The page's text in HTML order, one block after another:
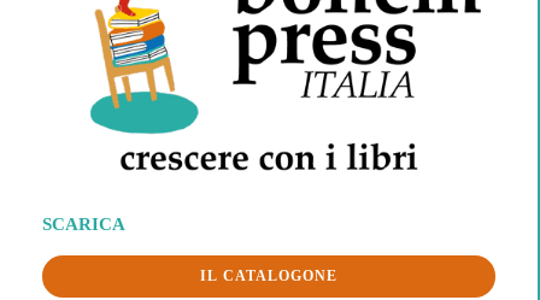
SCARICA
IL CATALOGONE